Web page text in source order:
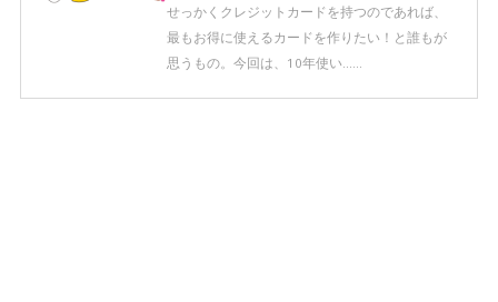
せっかくクレジットカードを持つのであれば、
最もお得に使えるカードを作りたい！と誰もが
思うもの。今回は、10年使い……